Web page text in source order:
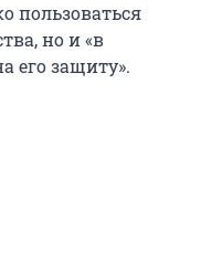
пользоваться
но и «в
его защиту».